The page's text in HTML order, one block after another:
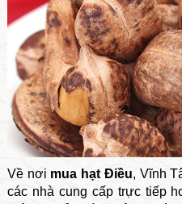
Về nơi mua hạt Điều, Vĩnh
các nhà cung cấp trực tiếp